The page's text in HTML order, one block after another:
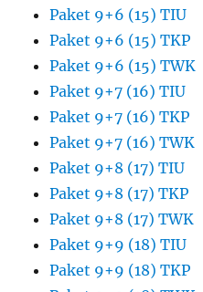
Paket 9+6 (15) TIU
Paket 9+6 (15) TKP
Paket 9+6 (15) TWK
Paket 9+7 (16) TIU
Paket 9+7 (16) TKP
Paket 9+7 (16) TWK
Paket 9+8 (17) TIU
Paket 9+8 (17) TKP
Paket 9+8 (17) TWK
Paket 9+9 (18) TIU
Paket 9+9 (18) TKP